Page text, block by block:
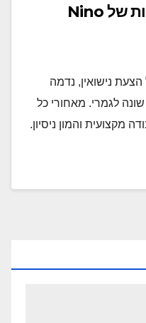
מושלמת – ראיון עם הצוות של Nino
נישואין, נדמה
לגמרי. מאחורי כל
מקצועית והמון ניסיון.